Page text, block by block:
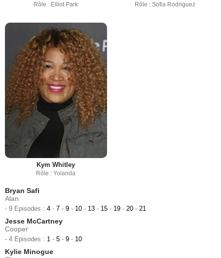
Rôle : Elliot Park Rôle : Sofia Rodriguez
Kym Whitley
Rôle : Yolanda
Bryan Safi
Alan
- 9 Episodes : 4 - 7 - 9 - 10 - 13 - 15 - 19 - 20 - 21
Jesse McCartney
Cooper
- 4 Episodes : 1 - 5 - 9 - 10
Kylie Minogue